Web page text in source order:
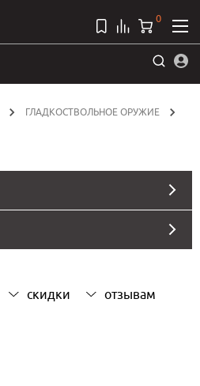
0
ГЛАДКОСТВОЛЬНОЕ ОРУЖИЕ
скидки отзывам